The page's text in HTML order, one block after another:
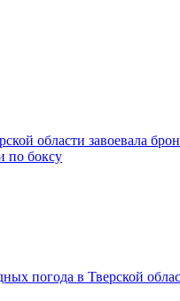
области завоевала
по боксу
погода в Тверской